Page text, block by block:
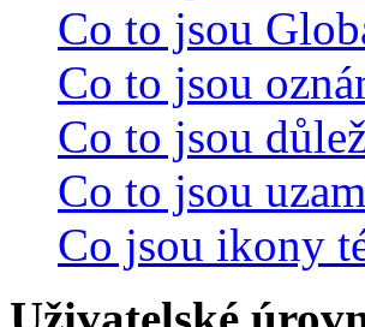
Co to jsou
Co to jsou
Co to jsou
Co to jsou
Co jsou ikony